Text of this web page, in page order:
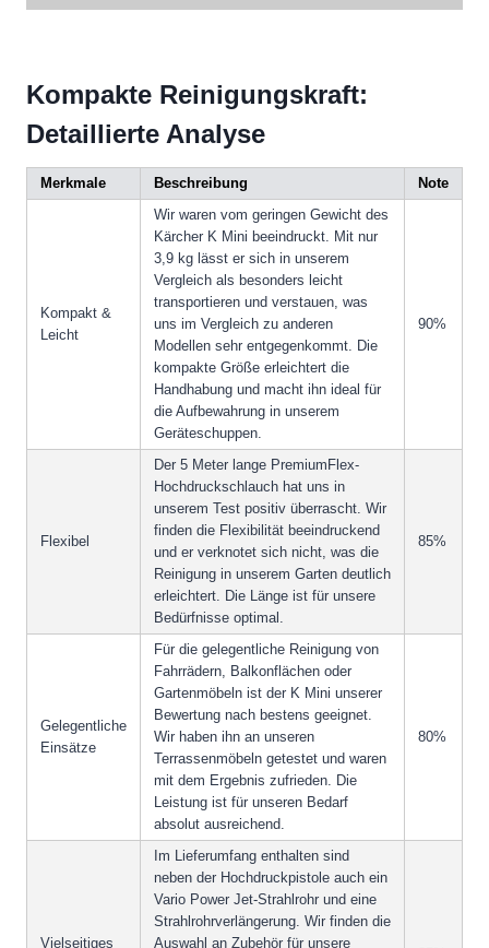
Kompakte Reinigungskraft:
Detaillierte Analyse
Merkmale Beschreibung Note
Kompakt &
Leicht
Wir waren vom geringen Gewicht des
Kärcher K Mini beeindruckt. Mit nur
3,9 kg lässt er sich in unserem
Vergleich als besonders leicht
transportieren und verstauen, was
uns im Vergleich zu anderen
Modellen sehr entgegenkommt. Die
kompakte Größe erleichtert die
Handhabung und macht ihn ideal für
die Aufbewahrung in unserem
Geräteschuppen.
90%
Flexibel
Der 5 Meter lange PremiumFlex-
Hochdruckschlauch hat uns in
unserem Test positiv überrascht. Wir
finden die Flexibilität beeindruckend
und er verknotet sich nicht, was die
Reinigung in unserem Garten deutlich
erleichtert. Die Länge ist für unsere
Bedürfnisse optimal.
85%
Gelegentliche
Einsätze
Für die gelegentliche Reinigung von
Fahrrädern, Balkonflächen oder
Gartenmöbeln ist der K Mini unserer
Bewertung nach bestens geeignet.
Wir haben ihn an unseren
Terrassenmöbeln getestet und waren
mit dem Ergebnis zufrieden. Die
Leistung ist für unseren Bedarf
absolut ausreichend.
80%
Vielseitiges
Im Lieferumfang enthalten sind
neben der Hochdruckpistole auch ein
Vario Power Jet-Strahlrohr und eine
Strahlrohrverlängerung. Wir finden die
Auswahl an Zubehör für unsere